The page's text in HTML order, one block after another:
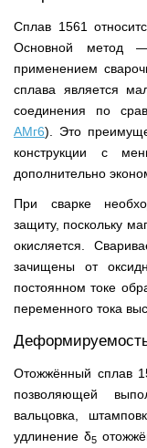
Сплав 1561
Основной метод —
применением
сплава является
соединения по
АМг6). Это
конструкции с
дополнительно
При сварке
защиту, поскольку
окисляется.
зачищены от
постоянном токе
переменного тока
Отожжённый сплав
позволяющей
вальцовка,
удлинение δ5